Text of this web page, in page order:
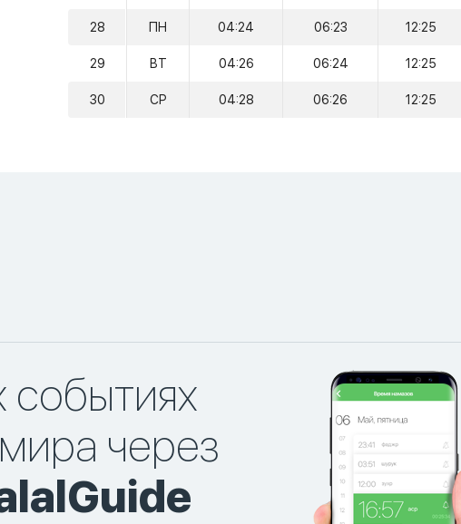
28 ПН 04:24 06:23 12:25
29 ВТ 04:26 06:24 12:25
30 СР 04:28 06:26 12:25
событиях
через